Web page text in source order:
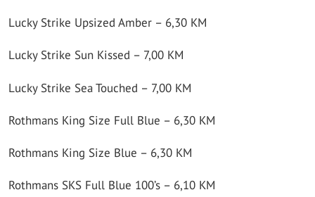
Lucky Strike Upsized Amber – 6,30 KM
Lucky Strike Sun Kissed – 7,00 KM
Lucky Strike Sea Touched – 7,00 KM
Rothmans King Size Full Blue – 6,30 KM
Rothmans King Size Blue – 6,30 KM
Rothmans SKS Full Blue 100’s – 6,10 KM